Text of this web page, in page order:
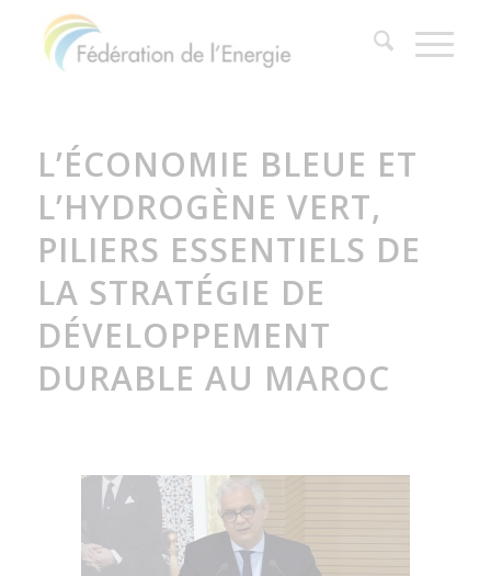
L’ÉCONOMIE BLEUE ET
L’HYDROGÈNE VERT,
PILIERS ESSENTIELS DE
LA STRATÉGIE DE
DÉVELOPPEMENT
DURABLE AU MAROC